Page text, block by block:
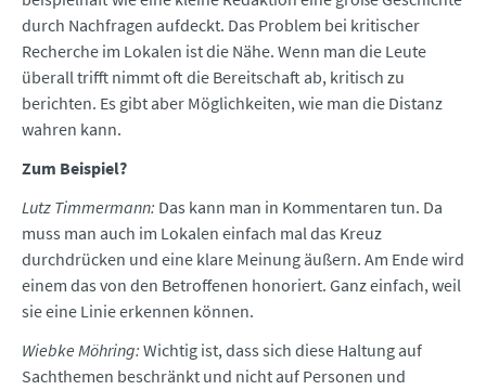
durch Nachfragen aufdeckt. Das Problem bei kritischer
Recherche im Lokalen ist die Nähe. Wenn man die Leute
überall trifft nimmt oft die Bereitschaft ab, kritisch zu
berichten. Es gibt aber Möglichkeiten, wie man die Distanz
wahren kann.
Zum Beispiel?
Lutz Timmermann: Das kann man in Kommentaren tun. Da
muss man auch im Lokalen einfach mal das Kreuz
durchdrücken und eine klare Meinung äußern. Am Ende wird
einem das von den Betroffenen honoriert. Ganz einfach, weil
sie eine Linie erkennen können.
Wiebke Möhring: Wichtig ist, dass sich diese Haltung auf
Sachthemen beschränkt und nicht auf Personen und